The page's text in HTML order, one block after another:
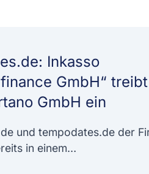
Inkasso
GmbH“ treibt
GmbH ein
und tempodates.de der
in einem…